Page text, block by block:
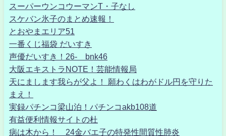
スーパーウンコウーマンT・子なし
スケバン氷子のまとめ速報！
とおやまエリア51
一番くじ福袋 だいすき
声優だいすき！26- bnk46
大阪エキストラNOTE！芸能情報局
天にまします我らが父よ！ 願わくはわがドル円を守りた
まえ！
実録パチンコ梁山泊！パチンコakb108道
有益便利情報サイトの杜
病は木から！ 24金バエ子の特発性間質性肺炎